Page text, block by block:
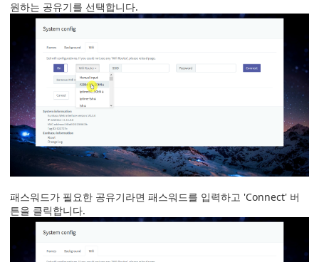
원하는 공유기를 선택합니다.
패스워드가 필요한 공유기라면 패스워드를 입력하고 'Connect' 버
튼을 클릭합니다.